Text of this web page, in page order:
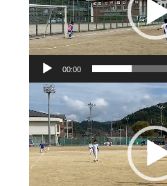
ー
ヤ
ー
00:00
画
プ
レ
ー
ヤ